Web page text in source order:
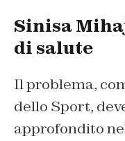
Sinisa
di salute
Il problema,
dello Sport,
approfondito